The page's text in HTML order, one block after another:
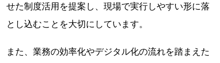
せた制度活用を提案し、現場で実行しやすい形に落
とし込むことを大切にしています。
また、業務の効率化やデジタル化の流れを踏まえた